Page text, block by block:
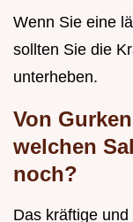
Wenn Sie eine
sollten Sie die
unterheben.
Von
welchen
noch?
Das kräftige